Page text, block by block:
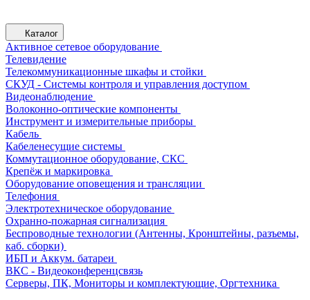
Каталог
Активное сетевое оборудование
Телевидение
Телекоммуникационные шкафы и стойки
СКУД - Системы контроля и управления доступом
Видеонаблюдение
Волоконно-оптические компоненты
Инструмент и измерительные приборы
Кабель
Кабеленесущие системы
Коммутационное оборудование, СКС
Крепёж и маркировка
Оборудование оповещения и трансляции
Телефония
Электротехническое оборудование
Охранно-пожарная сигнализация
Беспроводные технологии (Антенны, Кронштейны, разъемы,
каб. сборки)
ИБП и Аккум. батареи
ВКС - Видеоконференцсвязь
Серверы, ПК, Мониторы и комплектующие, Оргтехника